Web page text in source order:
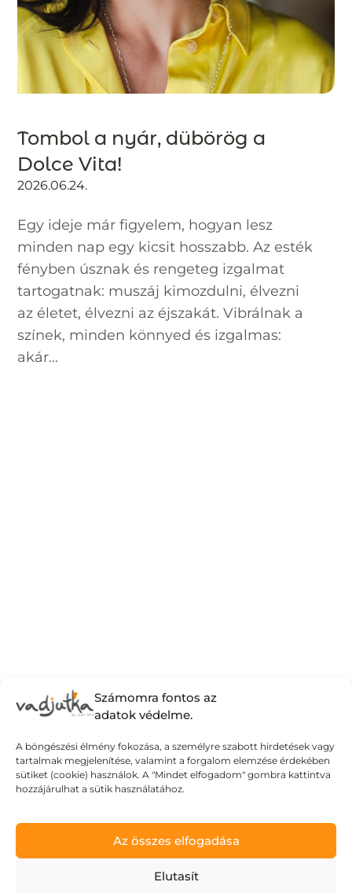
Számomra fontos az
adatok védelme.
A böngészési élmény fokozása, a személyre szabott hirdetések vagy
tartalmak megjelenítése, valamint a forgalom elemzése érdekében
sütiket (cookie) használok. A "Mindet elfogadom" gombra kattintva
hozzájárulhat a sütik használatához.
Az összes elfogadása
Elutasít
Tombol a nyár, dübörög a
Dolce Vita!
2026.06.24.
Egy ideje már figyelem, hogyan lesz
minden nap egy kicsit hosszabb. Az esték
fényben úsznak és rengeteg izgalmat
tartogatnak: muszáj kimozdulni, élvezni
az életet, élvezni az éjszakát. Vibrálnak a
színek, minden könnyed és izgalmas:
akár...
Ne kockáztass!
2026.05.06.
A május az a hónap, amit a legtöbben alig
várnak. Kivéve talán az érettségiző
diákokat, számukra most jön a